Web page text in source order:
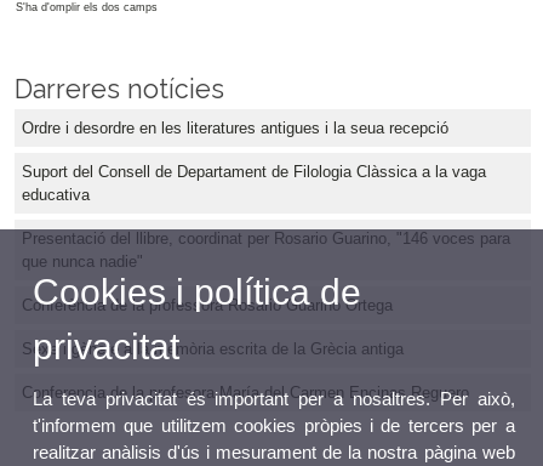
S'ha d'omplir els dos camps
Darreres notícies
Ordre i desordre en les literatures antigues i la seua recepció
Suport del Consell de Departament de Filologia Clàssica a la vaga
educativa
Presentació del llibre, coordinat per Rosario Guarino, "146 voces para
que nunca nadie"
Conferència de la professora Rosario Guarino Ortega
Sexe i gènere a la memòria escrita de la Grècia antiga
Conferencia de la profesora María del Carmen Encinas Reguero
Cookies i política de
privacitat
La teva privacitat és important per a nosaltres. Per això,
t'informem que utilitzem cookies pròpies i de tercers per a
realitzar anàlisis d'ús i mesurament de la nostra pàgina web